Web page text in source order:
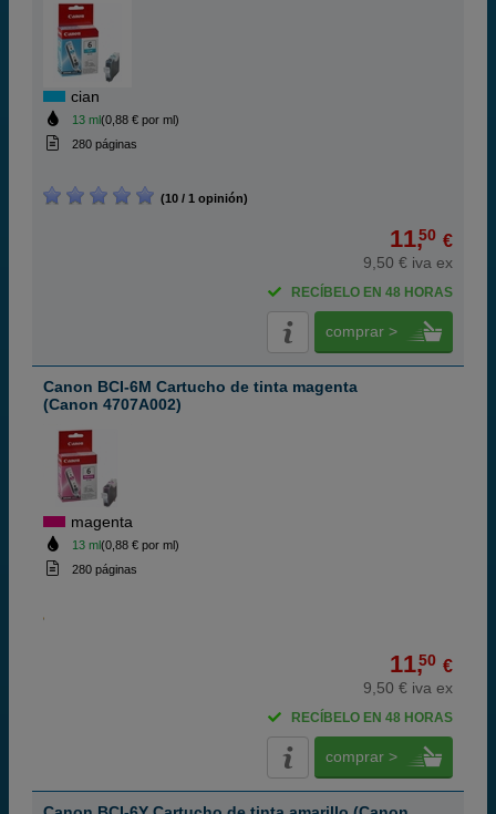
cian
13 ml(0,88 € por ml)
280 páginas
(10 / 1 opinión)
11,50 €
9,50 € iva ex
RECÍBELO EN 48 HORAS
comprar >
Canon BCI-6M Cartucho de tinta magenta
(Canon 4707A002)
magenta
13 ml(0,88 € por ml)
280 páginas
11,50 €
9,50 € iva ex
RECÍBELO EN 48 HORAS
comprar >